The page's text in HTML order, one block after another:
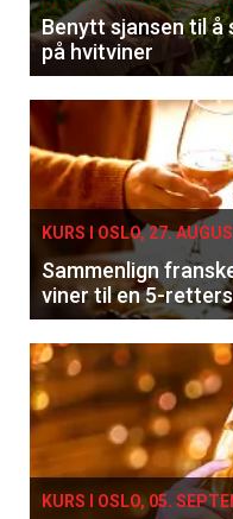
Benytt sjansen til
på hvitviner
KURS I OSLO, 27.
Sammenlign
viner til en 5-
KURS I OSLO, 05.